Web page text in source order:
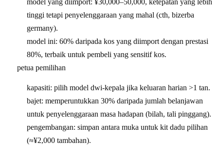
model yang diimport: ¥30,000–50,000, ketepatan yang lebih
tinggi tetapi penyelenggaraan yang mahal (cth, bizerba
germany).
model ini: 60% daripada kos yang diimport dengan prestasi
80%, terbaik untuk pembeli yang sensitif kos.
petua pemilihan
kapasiti: pilih model dwi-kepala jika keluaran harian >1 tan.
bajet: memperuntukkan 30% daripada jumlah belanjawan
untuk penyelenggaraan masa hadapan (bilah, tali pinggang).
pengembangan: simpan antara muka untuk kit dadu pilihan
(≈¥2,000 tambahan).